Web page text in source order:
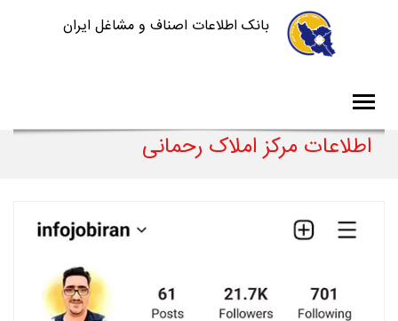
بانک اطلاعات اصناف و مشاغل ایران
اطلاعات مرکز املاک رحمانی